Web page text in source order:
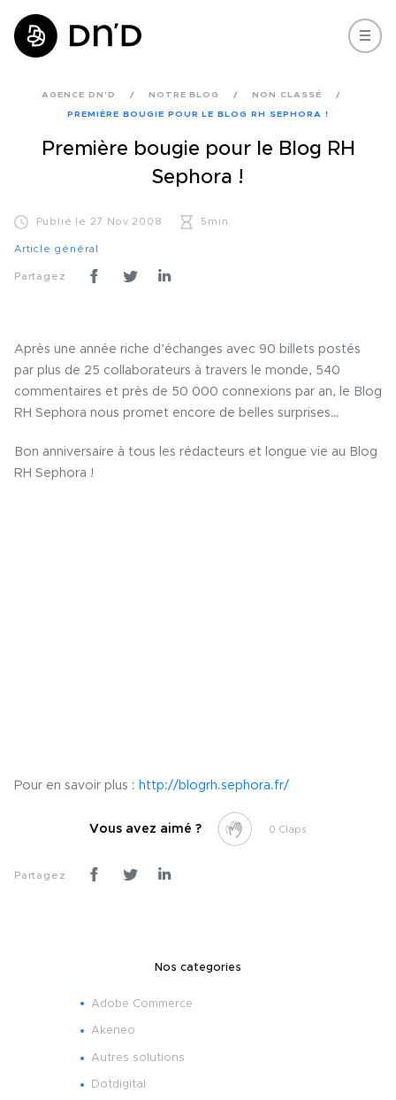
AGENCE DN'D NOTRE BLOG NON CLASSÉ
PREMIÈRE BOUGIE POUR LE BLOG RH SEPHORA !
Première bougie pour le Blog RH
Sephora !
Publié le 27 Nov 2008 5min
Article général
Partagez
Après une année riche d’échanges avec 90 billets postés
par plus de 25 collaborateurs à travers le monde, 540
commentaires et près de 50 000 connexions par an, le Blog
RH Sephora nous promet encore de belles surprises…
Bon anniversaire à tous les rédacteurs et longue vie au Blog
RH Sephora !
Pour en savoir plus : http://blogrh.sephora.fr/
Vous avez aimé ? 0
Partagez
Nos categories
Adobe Commerce
Akeneo
Autres solutions
Dotdigital